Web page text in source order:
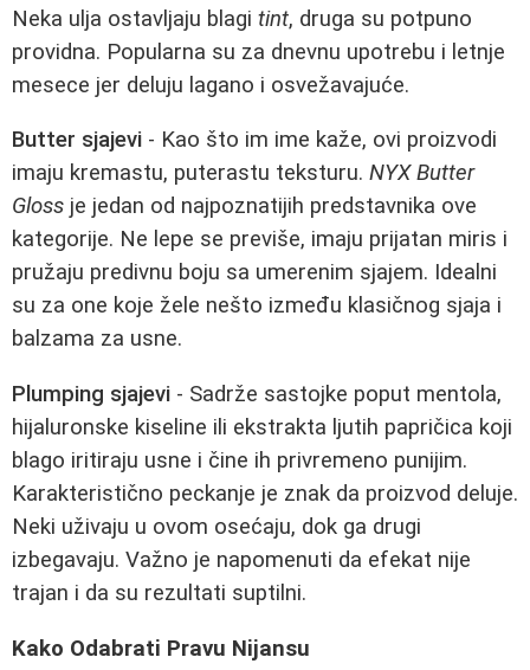
Neka ulja ostavljaju blagi tint, druga su potpuno
providna. Popularna su za dnevnu upotrebu i letnje
mesece jer deluju lagano i osvežavajuće.
Butter sjajevi - Kao što im ime kaže, ovi proizvodi
imaju kremastu, puterastu teksturu. NYX Butter
Gloss je jedan od najpoznatijih predstavnika ove
kategorije. Ne lepe se previše, imaju prijatan miris i
pružaju predivnu boju sa umerenim sjajem. Idealni
su za one koje žele nešto između klasičnog sjaja i
balzama za usne.
Plumping sjajevi - Sadrže sastojke poput mentola,
hijaluronske kiseline ili ekstrakta ljutih papričica koji
blago iritiraju usne i čine ih privremeno punijim.
Karakteristično peckanje je znak da proizvod deluje.
Neki uživaju u ovom osećaju, dok ga drugi
izbegavaju. Važno je napomenuti da efekat nije
trajan i da su rezultati suptilni.
Kako Odabrati Pravu Nijansu